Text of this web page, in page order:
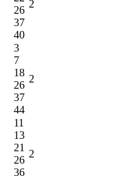
26
37
40
2
3
7
18
26
37
44
2
11
13
21
26
36
2